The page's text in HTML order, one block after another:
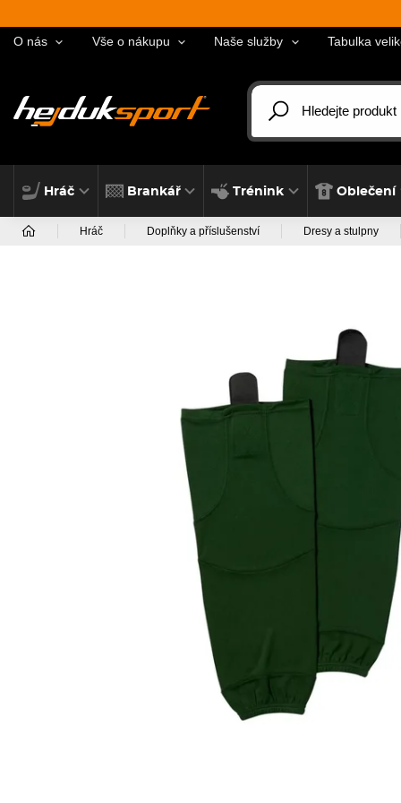
O nás Vše o nákupu Naše služby Tabulka
Hráč Brankář Trénink Oblečení
Hráč Doplňky a příslušenství Dresy a stulpny